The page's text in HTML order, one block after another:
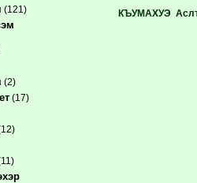
(121)
(2)
(17)
КЪУМАХУЭ